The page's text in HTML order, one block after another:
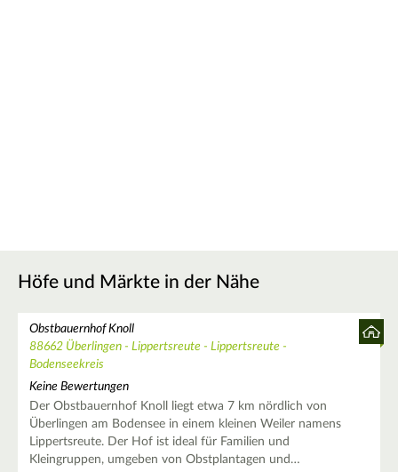
Höfe und Märkte in der Nähe
Obstbauernhof Knoll
88662 Überlingen - Lippertsreute - Lippertsreute -
Bodenseekreis
Keine Bewertungen
Der Obstbauernhof Knoll liegt etwa 7 km nördlich von
Überlingen am Bodensee in einem kleinen Weiler namens
Lippertsreute. Der Hof ist ideal für Familien und
Kleingruppen, umgeben von Obstplantagen und…